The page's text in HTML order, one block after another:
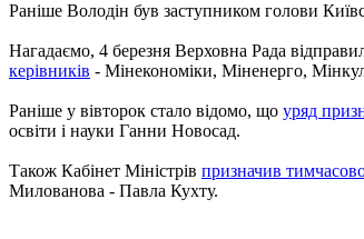
Раніше Володін був заступником голови
Нагадаємо, 4 березня Верховна Рада
керівників - Мінекономіки, Міненерго,
Раніше у вівторок стало відомо, що уряд
освіти і науки Ганни Новосад.
Також Кабінет Міністрів призначив
Милованова - Павла Кухту.